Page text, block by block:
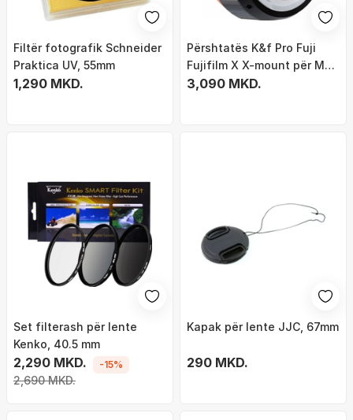
Filtër fotografik Schneider
Praktica UV, 55mm
1,290 MKD.
Përshtatës K&f Pro Fuji
Fujifilm X X-mount për M42
/ Kf06.434
3,090 MKD.
Set filterash për lente
Kenko, 40.5 mm
2,290 MKD.
2,690 MKD.
-15%
Kapak për lente JJC, 67mm
290 MKD.